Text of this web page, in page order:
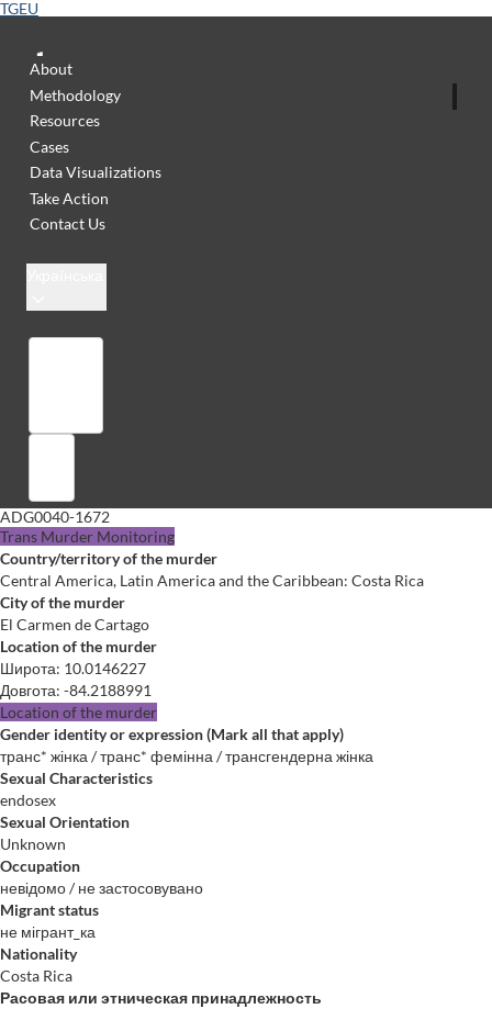
TGEU
About
Methodology
Resources
Cases
Data Visualizations
Take Action
Contact Us
ADG0040-1672
Trans Murder Monitoring
Country/territory of the murder
Central America, Latin America and the Caribbean: Costa Rica
City of the murder
El Carmen de Cartago
Location of the murder
Широта: 10.0146227
Довгота: -84.2188991
Location of the murder
Gender identity or expression (Mark all that apply)
транс* жінка / транс* фемінна / трансгендерна жінка
Sexual Characteristics
endosex
Sexual Orientation
Unknown
Occupation
невідомо / не застосовувано
Migrant status
не мігрант_ка
Nationality
Costa Rica
Расовая или этническая принадлежность